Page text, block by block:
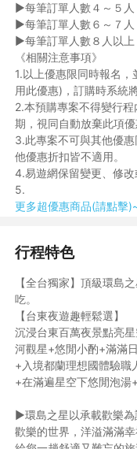
►每筆訂單人數４～５人
►每筆訂單人數６～７人
►每筆訂單人數８人以上
《相關注意事項》
1.以上優惠限同時報名
用此優惠)，訂購時系統
2.本預購專案不得變行
期，視同自動放棄此項優
3.此專案不可與其他優
他優惠折扣皆不適用。
4.易遊網保留變更、修改
5.
更多超優惠商品(請點擊
行程特色
【全台獨家】頂級環島
吃。
【台東夜遊趣輕鬆選】
沉浸台東百萬夜景點亮
河觀星+悠閒小酌+滿滿
+入境都蘭理想國體驗
+在滿遍星空下悠閒泡湯
►環島之星以承載歡樂
歡樂的世界，洋溢滿滿